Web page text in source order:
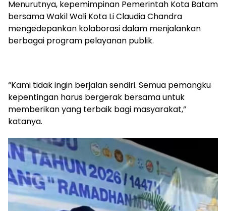
Menurutnya, kepemimpinan Pemerintah Kota Batam
bersama Wakil Wali Kota Li Claudia Chandra
mengedepankan kolaborasi dalam menjalankan
berbagai program pelayanan publik.
“Kami tidak ingin berjalan sendiri. Semua pemangku
kepentingan harus bergerak bersama untuk
memberikan yang terbaik bagi masyarakat,”
katanya.